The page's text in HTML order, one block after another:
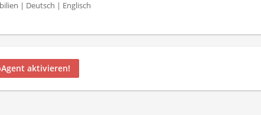
| Deutsch | Englisch
aktivieren!